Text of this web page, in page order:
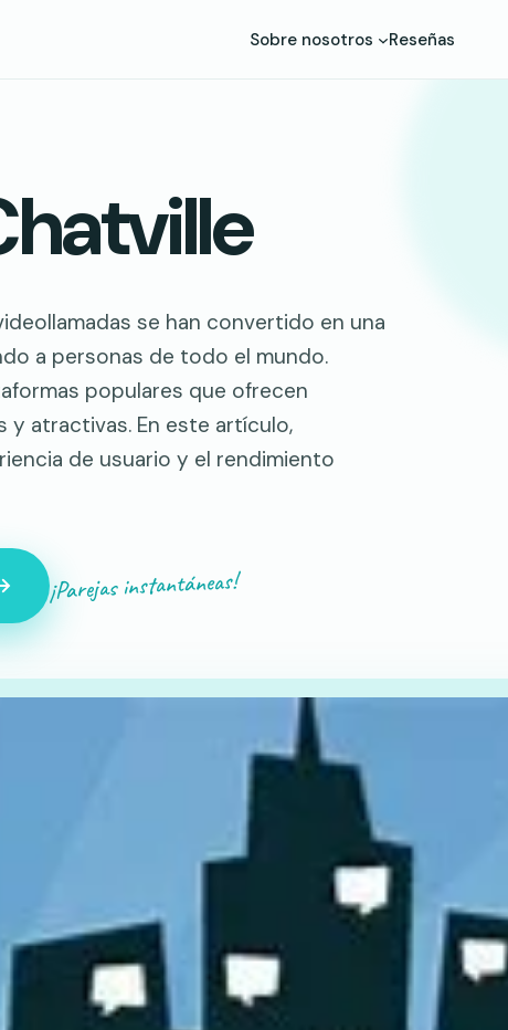
Sobre nosotros Reseñas
se han convertido en una
a personas de todo el mundo.
populares que ofrecen
y atractivas. En este artículo,
de usuario y el rendimiento
¡Parejas instantáneas!